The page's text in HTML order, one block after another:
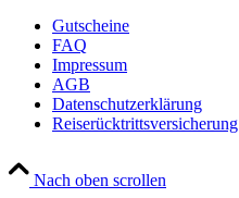
Gutscheine
FAQ
Impressum
AGB
Datenschutzerklärung
Reiserücktrittsversicherung
Nach oben scrollen